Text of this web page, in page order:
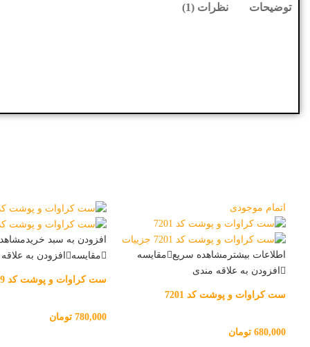
توضیحات نظرات (1)
اتمام موجودی
اطلاعات بیشتر مشاهده سریع مقایسه
افزودن به علاقه مندی
ست کراوات و پوشت کد 7201
680,000 تومان
افزودن به سبد خرید
مقایسه
افزودن به
ست کراوات و پوشت کد 7209
780,000 تومان